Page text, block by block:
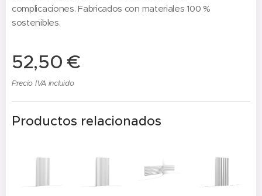
complicaciones. Fabricados con materiales 100 %
sostenibles.
52,50 €
Precio IVA incluido
Productos relacionados